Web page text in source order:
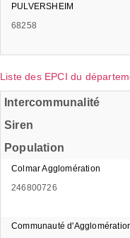
PULVERSHEIM
68258
Liste des EPCI du
Intercommunalité
Siren
Population
Colmar Agglomération
246800726
Communauté